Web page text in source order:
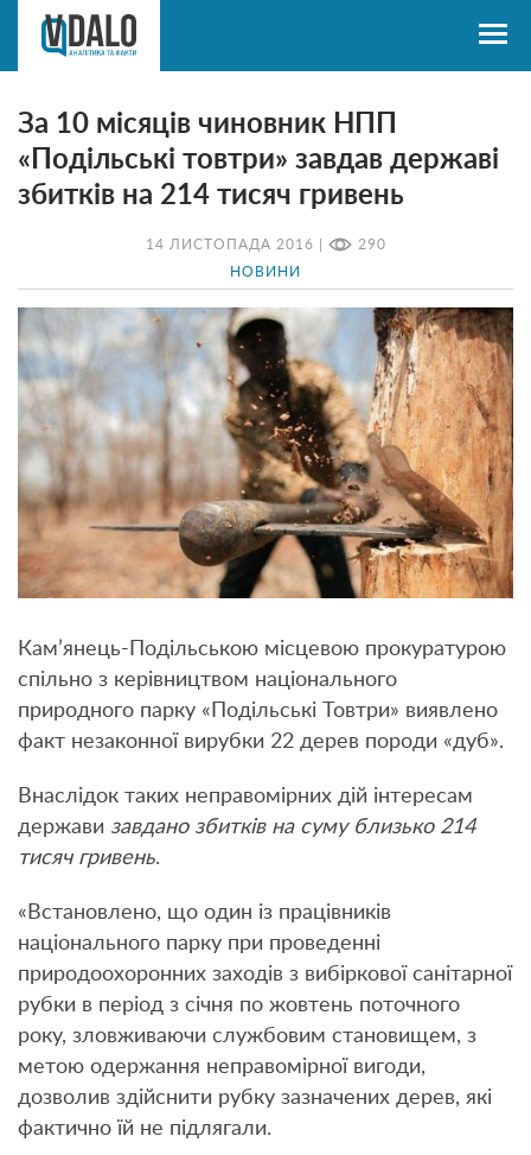
14 ЛИСТОПАДА 2016 | 290
НОВИНИ
За 10 місяців чиновник НПП
«Подільські товтри» завдав державі
збитків на 214 тисяч гривень
Кам’янець-Подільською місцевою прокуратурою
спільно з керівництвом національного
природного парку «Подільські Товтри» виявлено
факт незаконної вирубки 22 дерев породи «дуб».
Внаслідок таких неправомірних дій інтересам
держави завдано збитків на суму близько 214
тисяч гривень.
«Встановлено, що один із працівників
національного парку при проведенні
природоохоронних заходів з вибіркової санітарної
рубки в період з січня по жовтень поточного
року, зловживаючи службовим становищем, з
метою одержання неправомірної вигоди,
дозволив здійснити рубку зазначених дерев, які
фактично їй не підлягали.